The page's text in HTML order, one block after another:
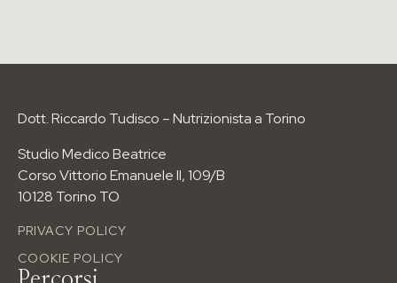
Dott. Riccardo Tudisco – Nutrizionista a Torino
Studio Medico Beatrice
Corso Vittorio Emanuele II, 109/B
10128 Torino TO
PRIVACY POLICY
COOKIE POLICY
Per età
Per esigenze
Per sport
info@riccardotudisco.it
Corso Vittorio Emanuele II, 109/B